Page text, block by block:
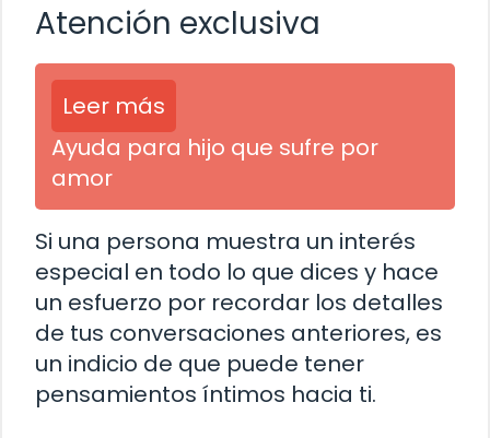
Atención exclusiva
Leer más
Ayuda para hijo que sufre por
amor
Si una persona muestra un interés
especial en todo lo que dices y hace
un esfuerzo por recordar los detalles
de tus conversaciones anteriores, es
un indicio de que puede tener
pensamientos íntimos hacia ti.